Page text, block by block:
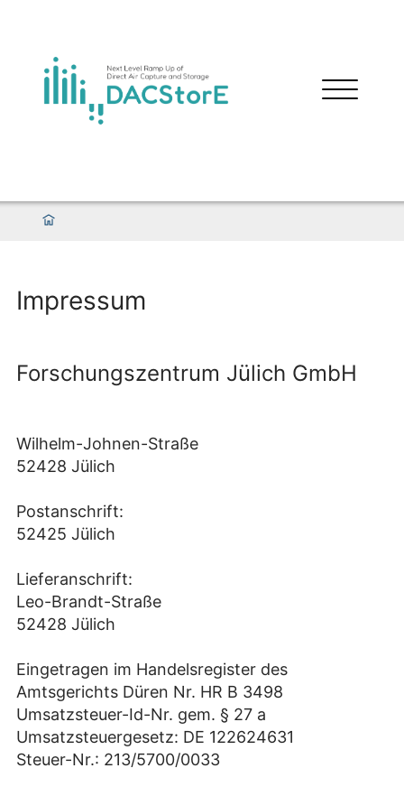
Impressum
Forschungszentrum Jülich GmbH
Wilhelm-Johnen-Straße
52428 Jülich
Postanschrift:
52425 Jülich
Lieferanschrift:
Leo-Brandt-Straße
52428 Jülich
Eingetragen im Handelsregister des
Amtsgerichts Düren Nr. HR B 3498
Umsatzsteuer-Id-Nr. gem. § 27 a
Umsatzsteuergesetz: DE 122624631
Steuer-Nr.: 213/5700/0033